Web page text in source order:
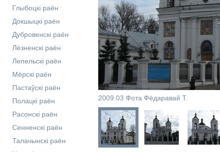
Глыбоцкі раён
Докшыцкі раён
Дубровенскі раён
Лёзненскі раён
Лепельскі раён
Мёрскі раён
Пастаўскі раён
Полацкі раён
Расонскі раён
Сенненскі раён
Талачынскі раён
2009.03 Фота Фёдаравай Т.